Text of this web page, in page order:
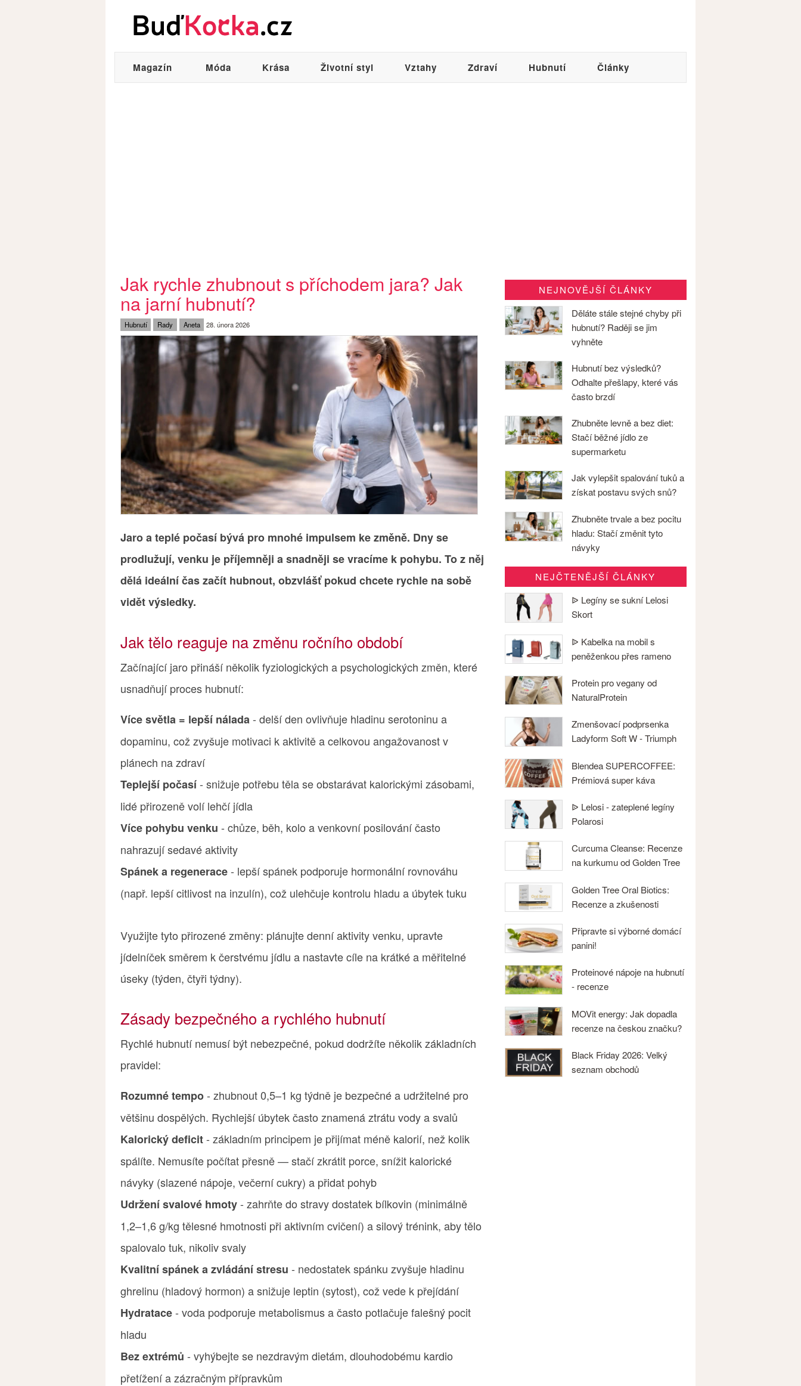
Magazín Móda Krása Životní styl Vztahy Zdraví Hubnutí Články
Jak rychle zhubnout s příchodem jara? Jak
na jarní hubnutí?
Hubnutí Rady Aneta 28. února 2026
Jaro a teplé počasí bývá pro mnohé impulsem ke změně. Dny se
prodlužují, venku je příjemněji a snadněji se vracíme k pohybu. To z něj
dělá ideální čas začít hubnout, obzvlášť pokud chcete rychle na sobě
vidět výsledky.
Jak tělo reaguje na změnu ročního období
Začínající jaro přináší několik fyziologických a psychologických změn, které
usnadňují proces hubnutí:
Více světla = lepší nálada- delší den ovlivňuje hladinu serotoninu a
dopaminu, což zvyšuje motivaci k aktivitě a celkovou angažovanost v
plánech na zdraví
Teplejší počasí- snižuje potřebu těla se obstarávat kalorickými zásobami,
lidé přirozeně volí lehčí jídla
Více pohybu venku - chůze, běh, kolo a venkovní posilování často
nahrazují sedavé aktivity
Spánek a regenerace- lepší spánek podporuje hormonální rovnováhu
(např. lepší citlivost na inzulín), což ulehčuje kontrolu hladu a úbytek tuku
Využijte tyto přirozené změny: plánujte denní aktivity venku, upravte
jídelníček směrem k čerstvému jídlu a nastavte cíle na krátké a měřitelné
úseky (týden, čtyři týdny).
Zásady bezpečného a rychlého hubnutí
Rychlé hubnutí nemusí být nebezpečné, pokud dodržíte několik základních
pravidel:
Rozumné tempo- zhubnout 0,5–1 kg týdně je bezpečné a udržitelné pro
většinu dospělých. Rychlejší úbytek často znamená ztrátu vody a svalů
Kalorický deficit- základním principem je přijímat méně kalorií, než kolik
spálíte. Nemusíte počítat přesně — stačí zkrátit porce, snížit kalorické
návyky (slazené nápoje, večerní cukry) a přidat pohyb
Udržení svalové hmoty- zahrňte do stravy dostatek bílkovin (minimálně
1,2–1,6 g/kg tělesné hmotnosti při aktivním cvičení) a silový trénink, aby tělo
spalovalo tuk, nikoliv svaly
Kvalitní spánek a zvládání stresu - nedostatek spánku zvyšuje hladinu
ghrelinu (hladový hormon) a snižuje leptin (sytost), což vede k přejídání
Hydratace- voda podporuje metabolismus a často potlačuje falešný pocit
hladu
Bez extrémů - vyhýbejte se nezdravým dietám, dlouhodobému kardio
přetížení a zázračným přípravkům
NEJNOVĚJŠÍ ČLÁNKY
Děláte stále stejné chyby při
hubnutí? Raději se jim
vyhněte
Hubnutí bez výsledků?
Odhalte přešlapy, které vás
často brzdí
Zhubněte levně a bez diet:
Stačí běžné jídlo ze
supermarketu
Jak vylepšit spalování tuků a
získat postavu svých snů?
Zhubněte trvale a bez pocitu
hladu: Stačí změnit tyto
návyky
NEJČTENĚJŠÍ ČLÁNKY
ᐉ Legíny se sukní Lelosi
Skort
ᐉ Kabelka na mobil s
peněženkou přes rameno
Protein pro vegany od
NaturalProtein
Zmenšovací podprsenka
Ladyform Soft W - Triumph
Blendea SUPERCOFFEE:
Prémiová super káva
ᐉ Lelosi - zateplené legíny
Polarosi
Curcuma Cleanse: Recenze
na kurkumu od Golden Tree
Golden Tree Oral Biotics:
Recenze a zkušenosti
Připravte si výborné domácí
panini!
Proteinové nápoje na hubnutí
- recenze
MOVit energy: Jak dopadla
recenze na českou značku?
Black Friday 2026: Velký
seznam obchodů